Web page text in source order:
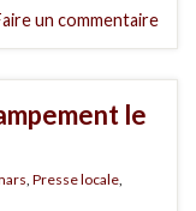
un commentaire
le
Presse locale